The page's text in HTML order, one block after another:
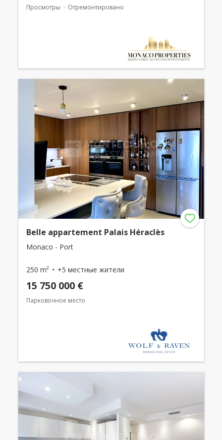
Просмотры Отремонтировано
Belle appartement Palais Héraclès
Monaco - Port
250 m² +5 местные жители
15 750 000 €
Парковочное место